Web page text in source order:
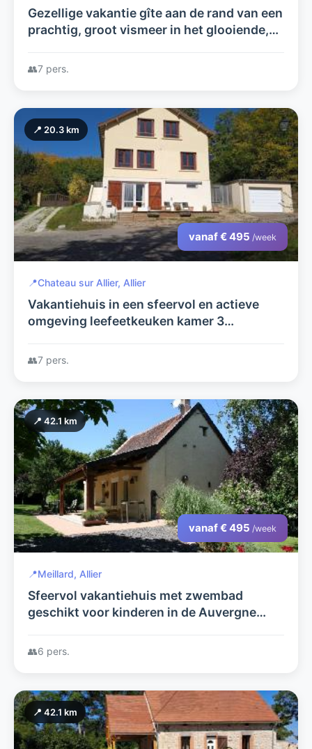
Gezellige vakantie gîte aan de rand van een
prachtig, groot vismeer in het glooiende,
Frankrijk.
👥7 pers.
📍 20.3 km
vanaf € 495 /week
📍Chateau sur Allier, Allier
Vakantiehuis in een sfeervol en actieve
omgeving leefeetkeuken kamer 3
U kunt wandelend naar de rivier toe.
👥7 pers.
📍 42.1 km
vanaf € 495 /week
📍Meillard, Allier
Sfeervol vakantiehuis met zwembad
geschikt voor kinderen in de Auvergne
👥6 pers.
📍 42.1 km